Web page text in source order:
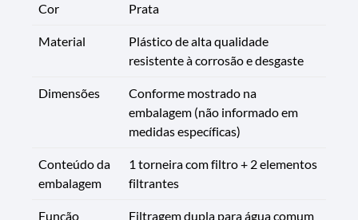
Cor Prata
Material
Plástico de alta qualidade
resistente à corrosão e desgaste
Dimensões
Conforme mostrado na
embalagem (não informado em
medidas específicas)
Conteúdo da
embalagem
1 torneira com filtro + 2 elementos
filtrantes
Função Filtragem dupla para água comum